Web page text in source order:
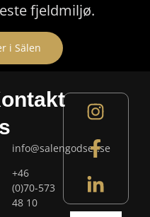
fjeldmiljø.
i Sälen
info@salengodset.se
+46
(0)70-573
48 10